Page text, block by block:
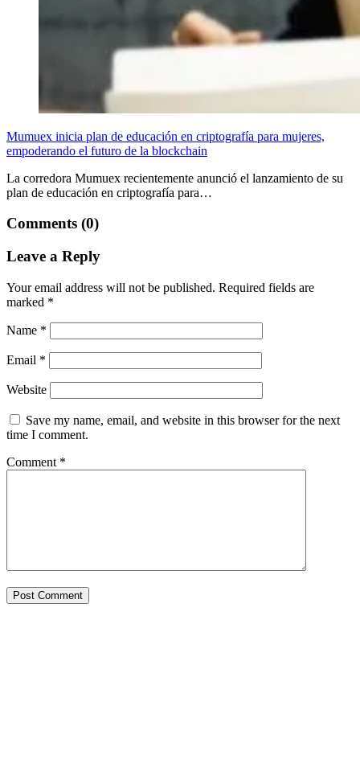
Mumuex inicia plan de educación en criptografía para mujeres,
empoderando el futuro de la blockchain
La corredora Mumuex recientemente anunció el lanzamiento de su
plan de educación en criptografía para…
Comments (0)
Leave a Reply
Your email address will not be published. Required fields are
marked *
Name *
Email *
Website
Save my name, email, and website in this browser for the next
time I comment.
Comment *